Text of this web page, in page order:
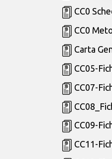
CC0
CC0
Carta
CC05-
CC07-
CC09-
CC11-